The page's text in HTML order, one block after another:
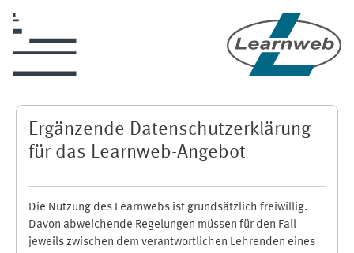
Ergänzende Datenschutzerklärung
für das Learnweb-Angebot
Die Nutzung des Learnwebs ist grundsätzlich freiwillig.
Davon abweichende Regelungen müssen für den Fall
jeweils zwischen dem verantwortlichen Lehrenden eines